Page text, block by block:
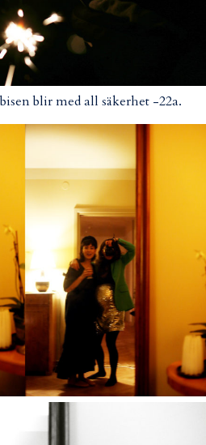
blir med all säkerhet -22a.